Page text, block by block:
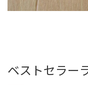
ベストセラー